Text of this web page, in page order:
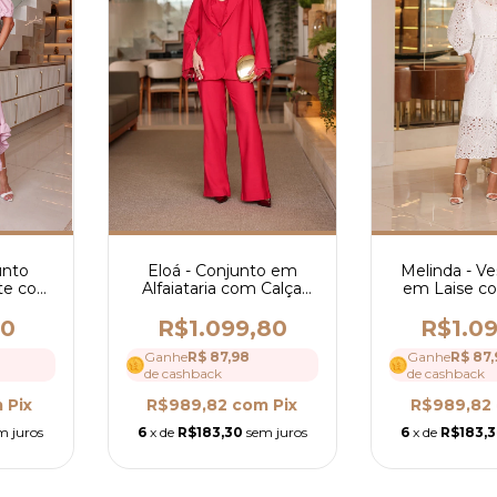
com
-
Pix
juros
Eloá - Conjunto em
Alfaiataria com Calça
R$1.099,80
GanheR$ 87,98
de cashback
R$989,82 com Pix
6 x de R$183,30 sem juros
Melinda -
em Laise
GanheR$
de cashback
R$989,82
6 x de